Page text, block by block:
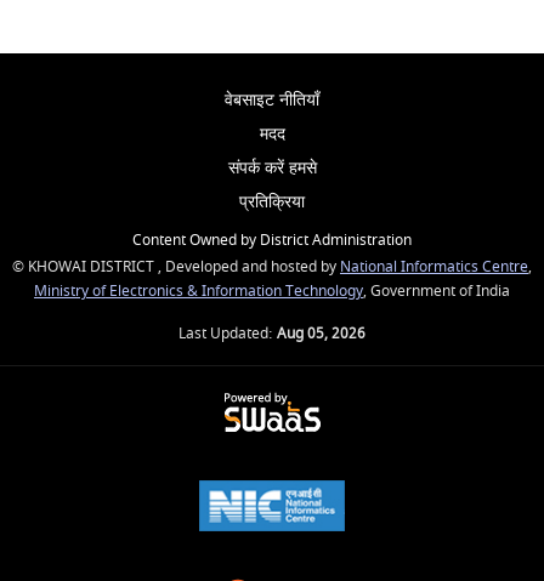
वेबसाइट नीतियाँ
मदद
संपर्क करें हमसे
प्रतिक्रिया
Content Owned by District Administration
© KHOWAI DISTRICT , Developed and hosted by National Informatics Centre,
Ministry of Electronics & Information Technology, Government of India
Last Updated: Aug 05, 2026